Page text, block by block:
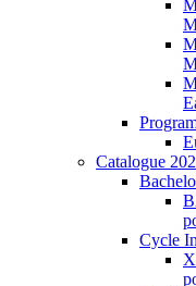
Catalogue
Cycle